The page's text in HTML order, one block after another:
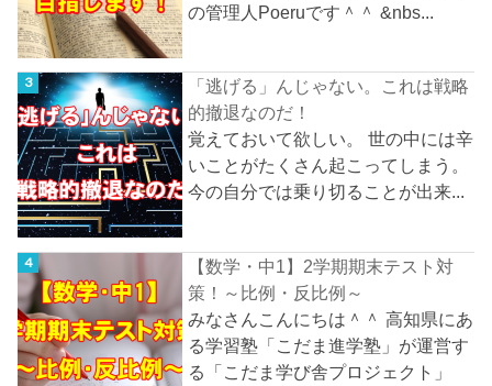
の管理人Poeruです＾＾ &nbs...
「逃げる」んじゃない。これは戦略
的撤退なのだ！
覚えておいて欲しい。 世の中には辛
いことがたくさん起こってしまう。
今の自分では乗り切ることが出来...
【数学・中1】2学期期末テスト対
策！～比例・反比例～
みなさんこんにちは＾＾ 高知県にあ
る学習塾「こだま進学塾」が運営す
る「こだま学び舎プロジェクト」